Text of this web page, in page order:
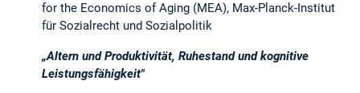
for the Economics of Aging (MEA), Max-Planck-Institut
für Sozialrecht und Sozialpolitik
„Altern und Produktivität, Ruhestand und kognitive
Leistungsfähigkeit"